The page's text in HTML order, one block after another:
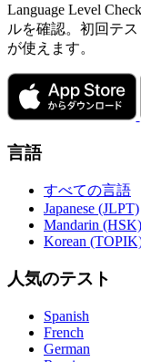
Language Level
ルを確認。初回テ
が使えます。
言語
すべての言語
Japanese (JLPT)
Mandarin (HSK)
Korean
人気のテスト
Spanish
French
German